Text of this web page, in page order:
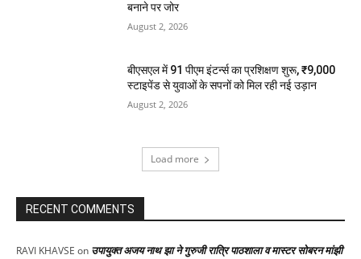
बनाने पर जोर
August 2, 2026
बीएसएल में 91 पीएम इंटर्न्स का प्रशिक्षण शुरू, ₹9,000
स्टाइपेंड से युवाओं के सपनों को मिल रही नई उड़ान
August 2, 2026
Load more
RECENT COMMENTS
RAVI KHAVSE on उपायुक्त अजय नाथ झा ने गुरुजी रात्रि पाठशाला व मास्टर सोबरन मांझी